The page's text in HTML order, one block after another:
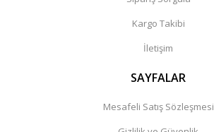
Kargo Takibi
İletişim
SAYFALAR
Mesafeli Satış Sözleşmesi